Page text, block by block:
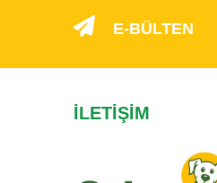
E-BÜLTEN
İLETIŞIM